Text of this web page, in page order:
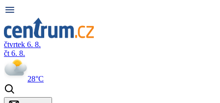
čtvrtek 6. 8.
čt 6. 8.
28°C